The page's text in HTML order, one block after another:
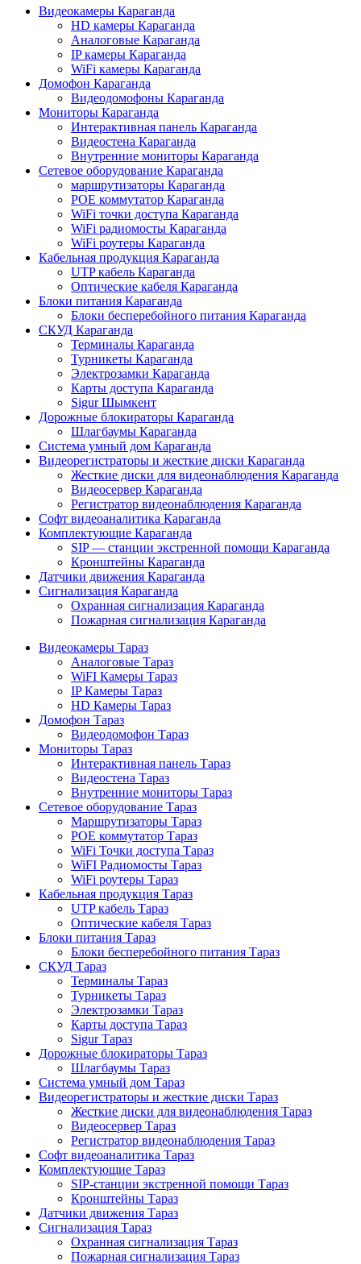
Видеокамеры Караганда
HD камеры Караганда
Аналоговые Караганда
IP камеры Караганда
WiFi камеры Караганда
Домофон Караганда
Видеодомофоны Караганда
Мониторы Караганда
Интерактивная панель Караганда
Видеостена Караганда
Внутренние мониторы Караганда
Сетевое оборудование Караганда
маршрутизаторы Караганда
POE коммутатор Караганда
WiFi точки доступа Караганда
WiFi радиомосты Караганда
WiFi роутеры Караганда
Кабельная продукция Караганда
UTP кабель Караганда
Оптические кабеля Караганда
Блоки питания Караганда
Блоки бесперебойного питания Караганда
СКУД Караганда
Терминалы Караганда
Турникеты Караганда
Электрозамки Караганда
Карты доступа Караганда
Sigur Шымкент
Дорожные блокираторы Караганда
Шлагбаумы Караганда
Система умный дом Караганда
Видеорегистраторы и жесткие диски Караганда
Жесткие диски для видеонаблюдения Караганда
Видеосервер Караганда
Регистратор видеонаблюдения Караганда
Софт видеоаналитика Караганда
Комплектующие Караганда
SIP — станции экстренной помощи Караганда
Кронштейны Караганда
Датчики движения Караганда
Сигнализация Караганда
Охранная сигнализация Караганда
Пожарная сигнализация Караганда
Видеокамеры Тараз
Аналоговые Тараз
WiFI Камеры Тараз
IP Камеры Тараз
HD Камеры Тараз
Домофон Тараз
Видеодомофон Тараз
Мониторы Тараз
Интерактивная панель Тараз
Видеостена Тараз
Внутренние мониторы Тараз
Сетевое оборудование Тараз
Маршрутизаторы Тараз
POE коммутатор Тараз
WiFi Точки доступа Тараз
WiFI Радиомосты Тараз
WiFi роутеры Тараз
Кабельная продукция Тараз
UTP кабель Тараз
Оптические кабеля Тараз
Блоки питания Тараз
Блоки бесперебойного питания Тараз
СКУД Тараз
Терминалы Тараз
Турникеты Тараз
Электрозамки Тараз
Карты доступа Тараз
Sigur Тараз
Дорожные блокираторы Тараз
Шлагбаумы Тараз
Система умный дом Тараз
Видеорегистраторы и жесткие диски Тараз
Жесткие диски для видеонаблюдения Тараз
Видеосервер Тараз
Регистратор видеонаблюдения Тараз
Софт видеоаналитика Тараз
Комплектующие Тараз
SIP-станции экстренной помощи Тараз
Кронштейны Тараз
Датчики движения Тараз
Сигнализация Тараз
Охранная сигнализация Тараз
Пожарная сигнализация Тараз